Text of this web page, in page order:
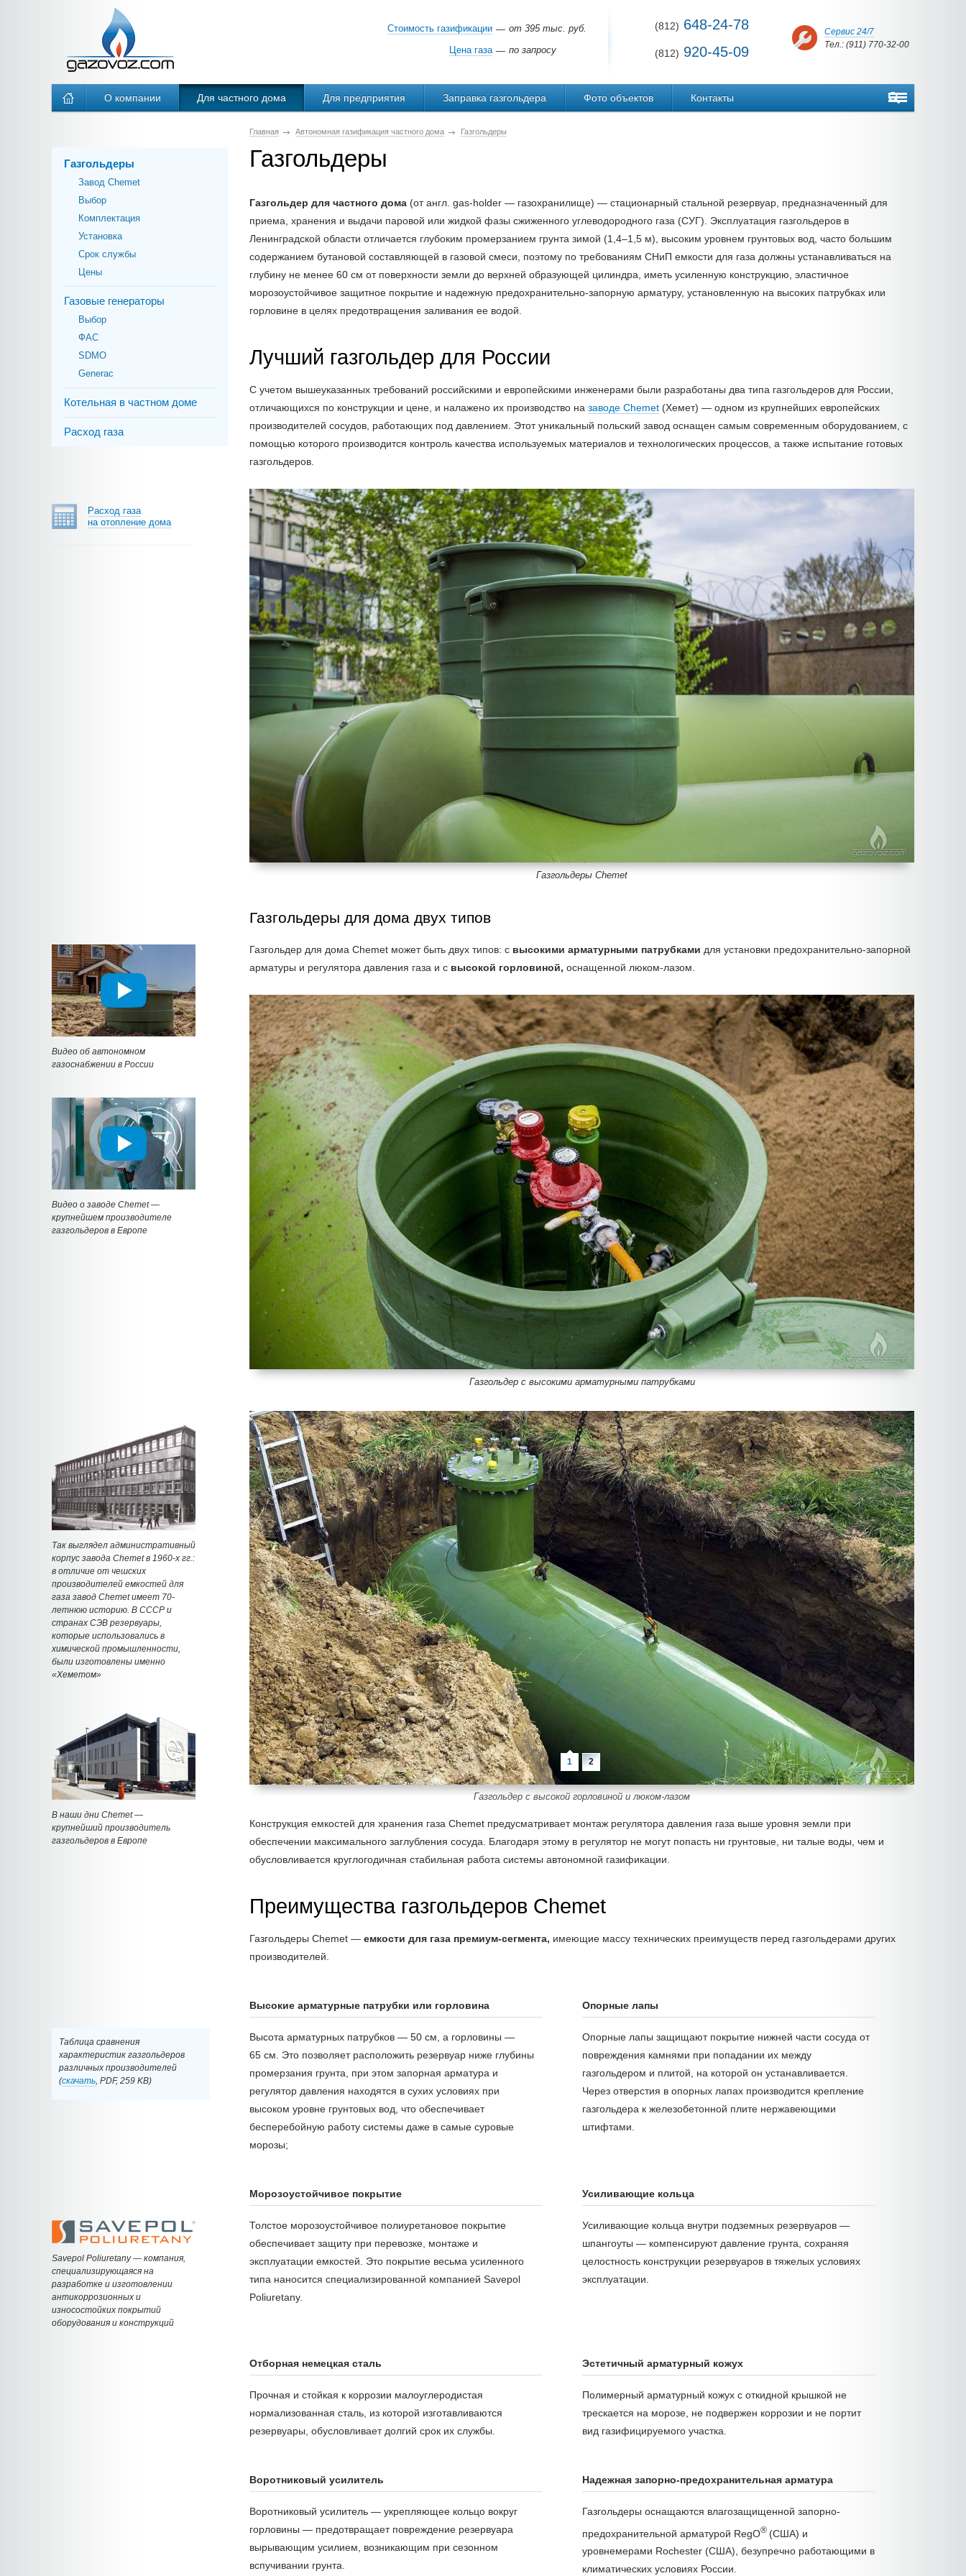
Сервис 24/7
Тел.: (911) 770-32-00
(812) 648-24-78
(812) 920-45-09
Стоимость газификации — от 395 тыс. руб.
Цена газа — по запросу
О компании Для частного дома Для предприятия Заправка газгольдера Фото объектов Контакты
Главная Автономная газификация частного дома Газгольдеры
Газгольдеры
Газгольдер для частного дома (от англ. gas-holder — газохранилище) — стационарный стальной резервуар, предназначенный для
приема, хранения и выдачи паровой или жидкой фазы сжиженного углеводородного газа (СУГ). Эксплуатация газгольдеров в
Ленинградской области отличается глубоким промерзанием грунта зимой (1,4–1,5 м), высоким уровнем грунтовых вод, часто большим
содержанием бутановой составляющей в газовой смеси, поэтому по требованиям СНиП емкости для газа должны устанавливаться на
глубину не менее 60 см от поверхности земли до верхней образующей цилиндра, иметь усиленную конструкцию, эластичное
морозоустойчивое защитное покрытие и надежную предохранительно-запорную арматуру, установленную на высоких патрубках или
горловине в целях предотвращения заливания ее водой.
Лучший газгольдер для России
С учетом вышеуказанных требований российскими и европейскими инженерами были разработаны два типа газгольдеров для России,
отличающихся по конструкции и цене, и налажено их производство на заводе Chemet (Хемет) — одном из крупнейших европейских
производителей сосудов, работающих под давлением. Этот уникальный польский завод оснащен самым современным оборудованием, с
помощью которого производится контроль качества используемых материалов и технологических процессов, а также испытание готовых
газгольдеров.
Газгольдеры Chemet
Газгольдеры для дома двух типов
Видео об автономном
газоснабжении в России
Видео о заводе Chemet —
крупнейшем производителе
газгольдеров в Европе
Газгольдер для дома Chemet может быть двух типов: с высокими арматурными патрубками для установки предохранительно-запорной
арматуры и регулятора давления газа и с высокой горловиной, оснащенной люком-лазом.
Газгольдер с высокими арматурными патрубками
Так выглядел административный
корпус завода Chemet в 1960-х гг.:
в отличие от чешских
производителей емкостей для
газа завод Chemet имеет 70-
летнюю историю. В СССР и
странах СЭВ резервуары,
которые использовались в
химической промышленности,
были изготовлены именно
«Хеметом»
В наши дни Chemet —
крупнейший производитель
газгольдеров в Европе
Газгольдер с высокой горловиной и люком-лазом
Конструкция емкостей для хранения газа Chemet предусматривает монтаж регулятора давления газа выше уровня земли при
обеспечении максимального заглубления сосуда. Благодаря этому в регулятор не могут попасть ни грунтовые, ни талые воды, чем и
обусловливается круглогодичная стабильная работа системы автономной газификации.
Преимущества газгольдеров Chemet
Газгольдеры Chemet — емкости для газа премиум-сегмента, имеющие массу технических преимуществ перед газгольдерами других
производителей.
Высокие арматурные патрубки или горловина
Таблица сравнения
характеристик газгольдеров
различных производителей
(скачать , PDF, 259 KB)
Высота арматурных патрубков — 50 см, а горловины —
65 см. Это позволяет расположить резервуар ниже глубины
промерзания грунта, при этом запорная арматура и
регулятор давления находятся в сухих условиях при
высоком уровне грунтовых вод, что обеспечивает
бесперебойную работу системы даже в самые суровые
морозы;
Опорные лапы
Опорные лапы защищают покрытие нижней части сосуда от
повреждения камнями при попадании их между
газгольдером и плитой, на которой он устанавливается.
Через отверстия в опорных лапах производится крепление
газгольдера к железобетонной плите нержавеющими
штифтами.
Морозоустойчивое покрытие
Savepol Poliuretany — компания,
специализирующаяся на
разработке и изготовлении
антикоррозионных и
износостойких покрытий
оборудования и конструкций
Толстое морозоустойчивое полиуретановое покрытие
обеспечивает защиту при перевозке, монтаже и
эксплуатации емкостей. Это покрытие весьма усиленного
типа наносится специализированной компанией Savepol
Poliuretany.
Усиливающие кольца
Усиливающие кольца внутри подземных резервуаров —
шпангоуты — компенсируют давление грунта, сохраняя
целостность конструкции резервуаров в тяжелых условиях
эксплуатации.
Отборная немецкая сталь
Прочная и стойкая к коррозии малоуглеродистая
нормализованная сталь, из которой изготавливаются
резервуары, обусловливает долгий срок их службы.
Эстетичный арматурный кожух
Полимерный арматурный кожух с откидной крышкой не
трескается на морозе, не подвержен коррозии и не портит
вид газифицируемого участка.
Воротниковый усилитель
Воротниковый усилитель — укрепляющее кольцо вокруг
горловины — предотвращает повреждение резервуара
вырывающим усилием, возникающим при сезонном
вспучивании грунта.
Надежная запорно-предохранительная арматура
Газгольдеры оснащаются влагозащищенной запорно-
предохранительной арматурой RegO® (США) и
уровнемерами Rochester (США), безупречно работающими в
климатических условиях России.
Газгольдеры
Завод Chemet
Выбор
Комплектация
Установка
Срок службы
Цены
Газовые генераторы
Выбор
ФАС
SDMO
Generac
Котельная в частном доме
Расход газа
Расход газа
на отопление дома